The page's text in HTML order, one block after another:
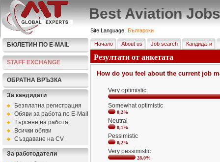
Best Aviation Jobs
БЮЛЕТИН ПО E-MAIL
STAFF EXCHANGE
ОБРАТНА ВРЪЗКА
За кандидати
Безплатна регистрация
Обяви за работа по E-Mail
Търсене на работа
Всички обяви
Създаване на CV
За работодатели
Site Language: Български
Начало About us Job search Кандидати
Резултати от анкетата
How do you feel about the current job
Very optimistic
Somewhat optimistic
0,2%
Neutral
0,1%
Pessimistic
0,2%
Very pessimistic
28,0%